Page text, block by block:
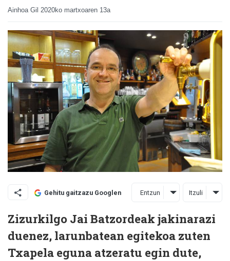
Ainhoa Gil 2020ko martxoaren 13a
Gehitu gaitzazu Googlen Entzun Itzuli
Zizurkilgo Jai Batzordeak jakinarazi
duenez, larunbatean egitekoa zuten
Txapela eguna atzeratu egin dute,